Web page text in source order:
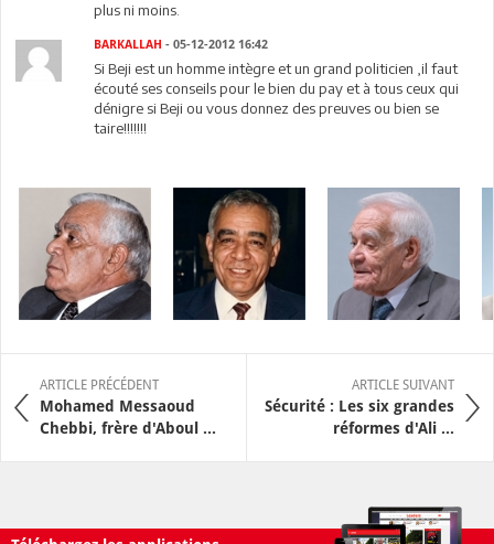
plus ni moins.
BARKALLAH - 05-12-2012 16:42
Si Beji est un homme intègre et un grand politicien ,il faut
écouté ses conseils pour le bien du pay et à tous ceux qui
dénigre si Beji ou vous donnez des preuves ou bien se
taire!!!!!!!
ARTICLE PRÉCÉDENT
Mohamed Messaoud
Chebbi, frère d'Aboul ...
ARTICLE SUIVANT
Sécurité : Les six grandes
réformes d'Ali ...